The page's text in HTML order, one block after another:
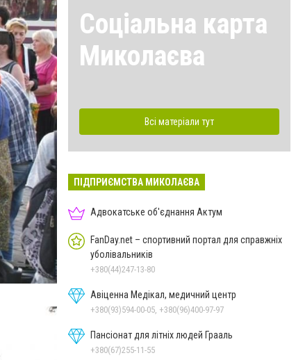
Соціальна карта
Миколаєва
Всі матеріали тут
ПІДПРИЄМСТВА МИКОЛАЄВА
Адвокатське об'єднання Актум
FanDay.net – спортивний портал для справжніх
уболівальників
+380(44)247-13-80
Авіценна Медікал, медичний центр
+380(93)594-00-05, +380(96)400-97-97
Пансіонат для літніх людей Грааль
+380(67)255-11-55